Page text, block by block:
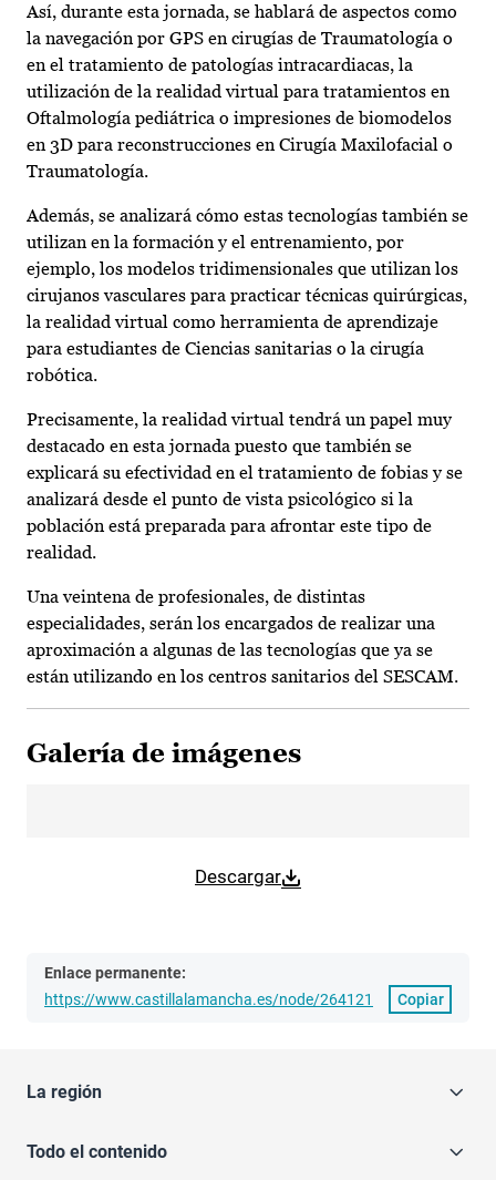
Así, durante esta jornada, se hablará de aspectos como
la navegación por GPS en cirugías de Traumatología o
en el tratamiento de patologías intracardiacas, la
utilización de la realidad virtual para tratamientos en
Oftalmología pediátrica o impresiones de biomodelos
en 3D para reconstrucciones en Cirugía Maxilofacial o
Traumatología.
Además, se analizará cómo estas tecnologías también se
utilizan en la formación y el entrenamiento, por
ejemplo, los modelos tridimensionales que utilizan los
cirujanos vasculares para practicar técnicas quirúrgicas,
la realidad virtual como herramienta de aprendizaje
para estudiantes de Ciencias sanitarias o la cirugía
robótica.
Precisamente, la realidad virtual tendrá un papel muy
destacado en esta jornada puesto que también se
explicará su efectividad en el tratamiento de fobias y se
analizará desde el punto de vista psicológico si la
población está preparada para afrontar este tipo de
realidad.
Una veintena de profesionales, de distintas
especialidades, serán los encargados de realizar una
aproximación a algunas de las tecnologías que ya se
están utilizando en los centros sanitarios del SESCAM.
Galería de imágenes
Descargar
Enlace permanente:
https://www.castillalamancha.es/node/264121
Copiar
La región
Todo el contenido